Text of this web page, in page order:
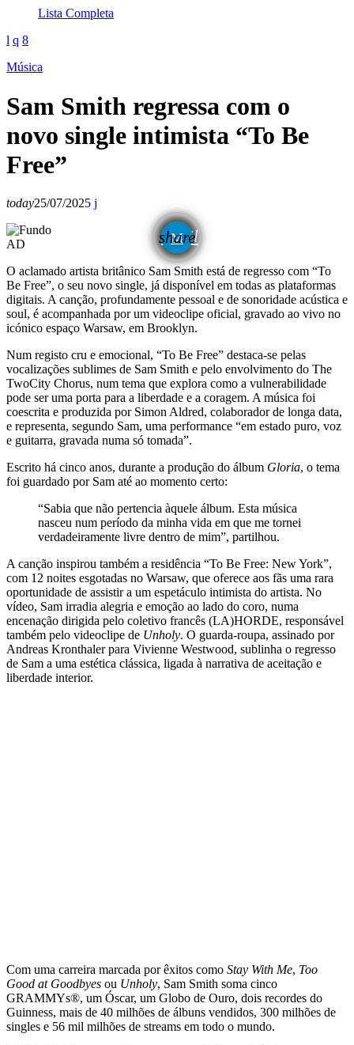
Lista Completa
Música
Sam Smith regressa com o
novo single intimista “To Be
Free”
today25/07/2025
share
email
AD
O aclamado artista britânico Sam Smith está de regresso com “To
Be Free”, o seu novo single, já disponível em todas as plataformas
digitais. A canção, profundamente pessoal e de sonoridade acústica e
soul, é acompanhada por um videoclipe oficial, gravado ao vivo no
icónico espaço Warsaw, em Brooklyn.
Num registo cru e emocional, “To Be Free” destaca-se pelas
vocalizações sublimes de Sam Smith e pelo envolvimento do The
TwoCity Chorus, num tema que explora como a vulnerabilidade
pode ser uma porta para a liberdade e a coragem. A música foi
coescrita e produzida por Simon Aldred, colaborador de longa data,
e representa, segundo Sam, uma performance “em estado puro, voz
e guitarra, gravada numa só tomada”.
Escrito há cinco anos, durante a produção do álbum Gloria, o tema
foi guardado por Sam até ao momento certo:
“Sabia que não pertencia àquele álbum. Esta música
nasceu num período da minha vida em que me tornei
verdadeiramente livre dentro de mim”, partilhou.
A canção inspirou também a residência “To Be Free: New York”,
com 12 noites esgotadas no Warsaw, que oferece aos fãs uma rara
oportunidade de assistir a um espetáculo intimista do artista. No
vídeo, Sam irradia alegria e emoção ao lado do coro, numa
encenação dirigida pelo coletivo francês (LA)HORDE, responsável
também pelo videoclipe de Unholy. O guarda-roupa, assinado por
Andreas Kronthaler para Vivienne Westwood, sublinha o regresso
de Sam a uma estética clássica, ligada à narrativa de aceitação e
liberdade interior.
Com uma carreira marcada por êxitos como Stay With Me, Too
Good at Goodbyes ou Unholy, Sam Smith soma cinco
GRAMMYs®, um Óscar, um Globo de Ouro, dois recordes do
Guinness, mais de 40 milhões de álbuns vendidos, 300 milhões de
singles e 56 mil milhões de streams em todo o mundo.